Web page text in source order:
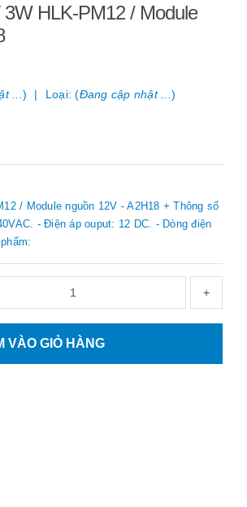
HLK-PM12 / Module
... ) Loại: (Đang cập nhật ... )
/ Module nguồn 12V - A2H18 + Thông số
- Điện áp ouput: 12 DC. - Dòng điện
+
VÀO GIỎ HÀNG